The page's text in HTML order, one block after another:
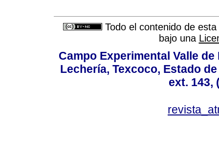
Todo el contenido de
bajo una
Campo Experimental Valle
Lechería, Texcoco, Estado
ext. 143,